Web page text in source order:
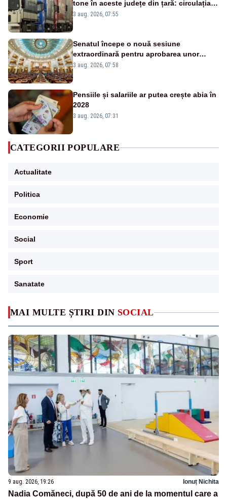
MAI MULTE ȘTIRI DIN SOCIAL
9 aug. 2026, 19:26 Ionuț Nichita
Nadia Comăneci, după 50 de ani de la momentul care a
tone în aceste județe din țară: circulația
este interzisă luni, între orele 12:00 și
3 aug. 2026, 07:55
Senatul începe o nouă sesiune
extraordinară pentru aprobarea unor
jaloane din PNRR
3 aug. 2026, 07:58
Pensiile și salariile ar putea crește abia în
2028
3 aug. 2026, 07:31
CATEGORII POPULARE
Actualitate
Politica
Economie
Social
Sport
Sanatate